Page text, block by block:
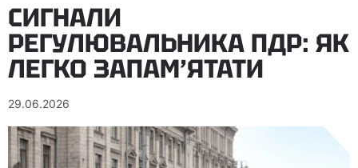
СИГНАЛИ
РЕГУЛЮВАЛЬНИКА ПДР: ЯК
ЛЕГКО ЗАПАМ’ЯТАТИ
29.06.2026